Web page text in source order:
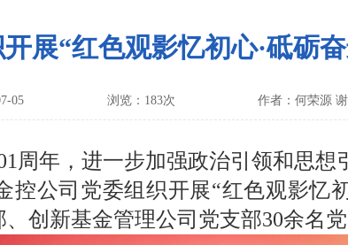
展“红色观影忆初心·砥砺
05 浏览：183次 作者：何荣源
周年，进一步加强政治引领和思
控公司党委组织开展“红色观影忆
创新基金管理公司党支部30余名